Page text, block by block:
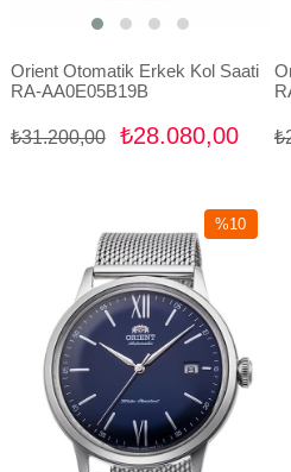
Orient Otomatik Erkek Kol Saati
RA-AA0E05B19B
₺28.080,00
₺31.200,00
%10
%10İndirim